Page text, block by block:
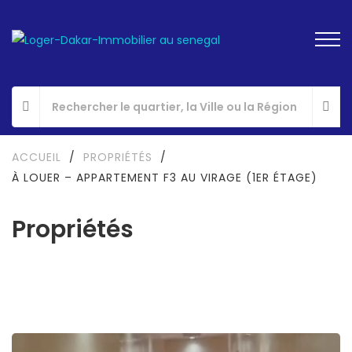
Propriétés
ACCUEIL / PROPRIÉTÉS
/
À LOUER – APPARTEMENT F3 AU VIRAGE (1ER ÉTAGE)